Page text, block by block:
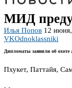
МИД
Илья Попов 12
VKOdnoklassniki
Дипломаты заявили об
Пхукет, Паттайя,